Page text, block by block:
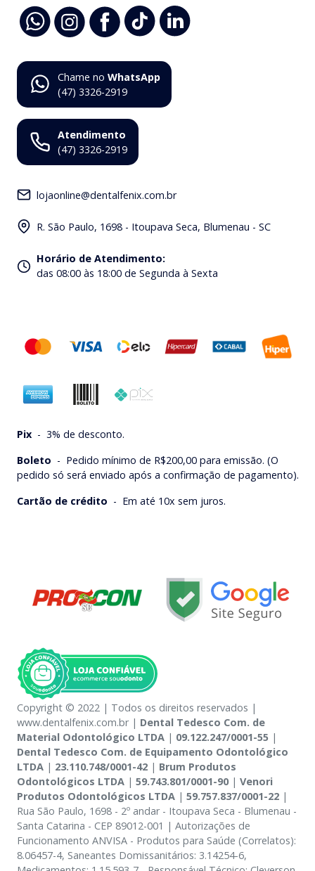
Chame no WhatsApp
(47) 3326-2919
Atendimento
(47) 3326-2919
lojaonline@dentalfenix.com.br
R. São Paulo, 1698 - Itoupava Seca, Blumenau - SC
Horário de Atendimento:
das 08:00 às 18:00 de Segunda à Sexta
Pix - 3% de desconto.
Boleto - Pedido mínimo de R$200,00 para emissão. (O
pedido só será enviado após a confirmação de pagamento).
Cartão de crédito - Em até 10x sem juros.
Copyright © 2022 | Todos os direitos reservados |
www.dentalfenix.com.br | Dental Tedesco Com. de
Material Odontológico LTDA | 09.122.247/0001-55 |
Dental Tedesco Com. de Equipamento Odontológico
LTDA | 23.110.748/0001-42 | Brum Produtos
Odontológicos LTDA | 59.743.801/0001-90| Venori
Produtos Odontológicos LTDA | 59.757.837/0001-22 |
Rua São Paulo, 1698 - 2º andar - Itoupava Seca - Blumenau -
Santa Catarina - CEP 89012-001 | Autorizações de
Funcionamento ANVISA - Produtos para Saúde (Correlatos):
8.06457-4, Saneantes Domissanitários: 3.14254-6,